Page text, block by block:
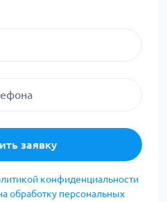
заявку
конфиденциальности
обработку персональных